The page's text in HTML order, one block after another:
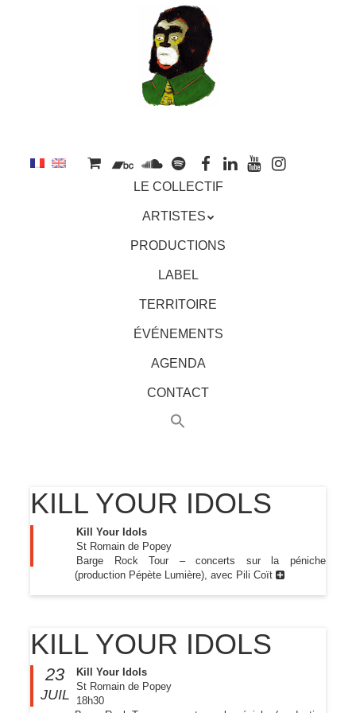
LE COLLECTIF
ARTISTES
PRODUCTIONS
LABEL
TERRITOIRE
ÉVÉNEMENTS
AGENDA
CONTACT
KILL YOUR IDOLS
Kill Your Idols
St Romain de Popey
Barge Rock Tour – concerts sur la péniche
(production Pépète Lumière), avec Pili Coït
KILL YOUR IDOLS
23
JUIL
Kill Your Idols
St Romain de Popey
18h30